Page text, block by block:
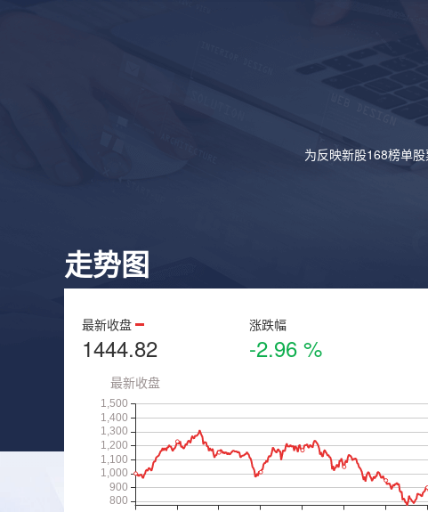
为反映新股168榜单
走势图
最新收盘
1444.82
涨跌幅
-2.96 %